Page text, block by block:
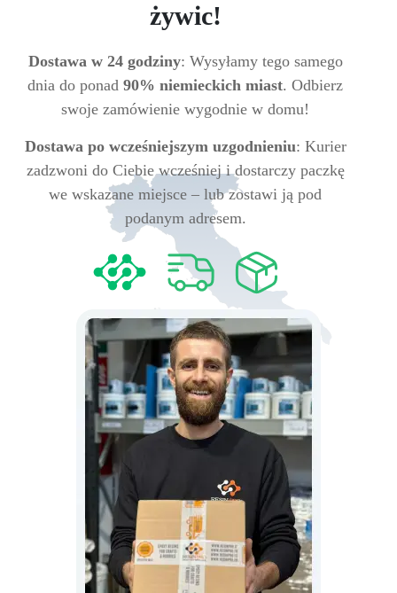
żywic!
Dostawa w 24 godziny: Wysyłamy tego samego
dnia do ponad 90% niemieckich miast. Odbierz
swoje zamówienie wygodnie w domu!
Dostawa po wcześniejszym uzgodnieniu: Kurier
zadzwoni do Ciebie wcześniej i dostarczy paczkę
we wskazane miejsce – lub zostawi ją pod
podanym adresem.